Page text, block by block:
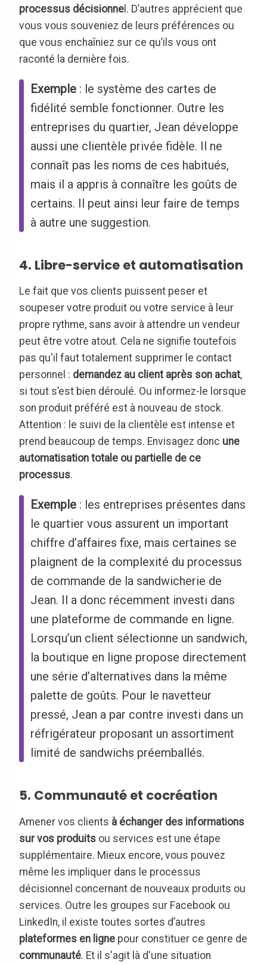
processus décisionne l. D’autres apprécient que
vous vous souveniez de leurs préférences ou
que vous enchaîniez sur ce qu’ils vous ont
raconté la dernière fois.
Exemple : le système des cartes de
fidélité semble fonctionner. Outre les
entreprises du quartier, Jean développe
aussi une clientèle privée fidèle. Il ne
connaît pas les noms de ces habitués,
mais il a appris à connaître les goûts de
certains. Il peut ainsi leur faire de temps
à autre une suggestion.
4. Libre-service et automatisation
Le fait que vos clients puissent peser et
soupeser votre produit ou votre service à leur
propre rythme, sans avoir à attendre un vendeur
peut être votre atout. Cela ne signifie toutefois
pas qu'il faut totalement supprimer le contact
personnel : demandez au client après son achat,
si tout s’est bien déroulé. Ou informez-le lorsque
son produit préféré est à nouveau de stock.
Attention : le suivi de la clientèle est intense et
prend beaucoup de temps. Envisagez donc une
automatisation totale ou partielle de ce
processus.
Exemple : les entreprises présentes dans
le quartier vous assurent un important
chiffre d’affaires fixe, mais certaines se
plaignent de la complexité du processus
de commande de la sandwicherie de
Jean. Il a donc récemment investi dans
une plateforme de commande en ligne.
Lorsqu’un client sélectionne un sandwich,
la boutique en ligne propose directement
une série d’alternatives dans la même
palette de goûts. Pour le navetteur
pressé, Jean a par contre investi dans un
réfrigérateur proposant un assortiment
limité de sandwichs préemballés.
5. Communauté et cocréation
Amener vos clients à échanger des informations
sur vos produits ou services est une étape
supplémentaire. Mieux encore, vous pouvez
même les impliquer dans le processus
décisionnel concernant de nouveaux produits ou
services. Outre les groupes sur Facebook ou
LinkedIn, il existe toutes sortes d’autres
plateformes en ligne pour constituer ce genre de
communauté. Et il s'agit là d'une situation